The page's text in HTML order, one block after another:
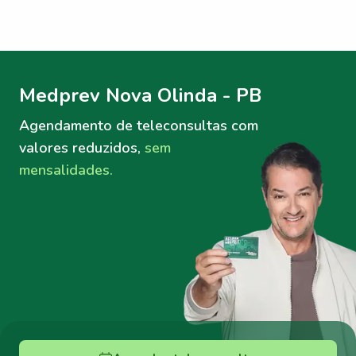
Medprev Nova Olinda - PB
Agendamento de teleconsultas com
valores reduzidos, sem
mensalidades.